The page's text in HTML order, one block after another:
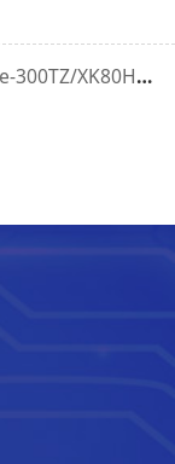
XK80H周向